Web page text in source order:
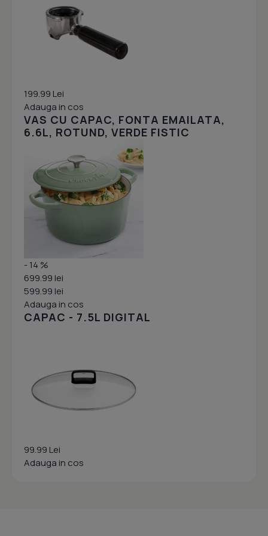
199.99 Lei
Adauga in cos
VAS CU CAPAC, FONTA EMAILATA,
6.6L, ROTUND, VERDE FISTIC
- 14 %
699.99 lei
599.99 lei
Adauga in cos
CAPAC - 7.5L DIGITAL
99.99 Lei
Adauga in cos